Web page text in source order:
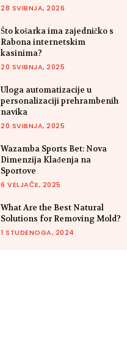
28 SVIBNJA, 2026
Što košarka ima zajedničko s
Rabona internetskim
kasinima?
20 SVIBNJA, 2025
Uloga automatizacije u
personalizaciji prehrambenih
navika
20 SVIBNJA, 2025
Wazamba Sports Bet: Nova
Dimenzija Klađenja na
Sportove
6 VELJAČE, 2025
What Are the Best Natural
Solutions for Removing Mold?
1 STUDENOGA, 2024